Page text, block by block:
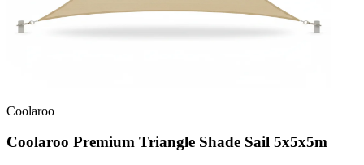
Coolaroo
Coolaroo Premium Triangle Shade Sail 5x5x5m